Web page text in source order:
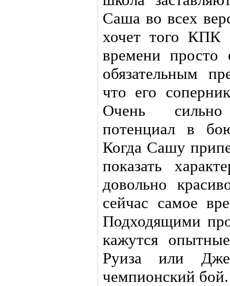
Саша во всех
хочет того КПК
времени просто
обязательным
что его
Очень сильно
потенциал в
Когда Сашу
показать
довольно
сейчас самое
Подходящими
кажутся
Руиза или
чемпионский бой.